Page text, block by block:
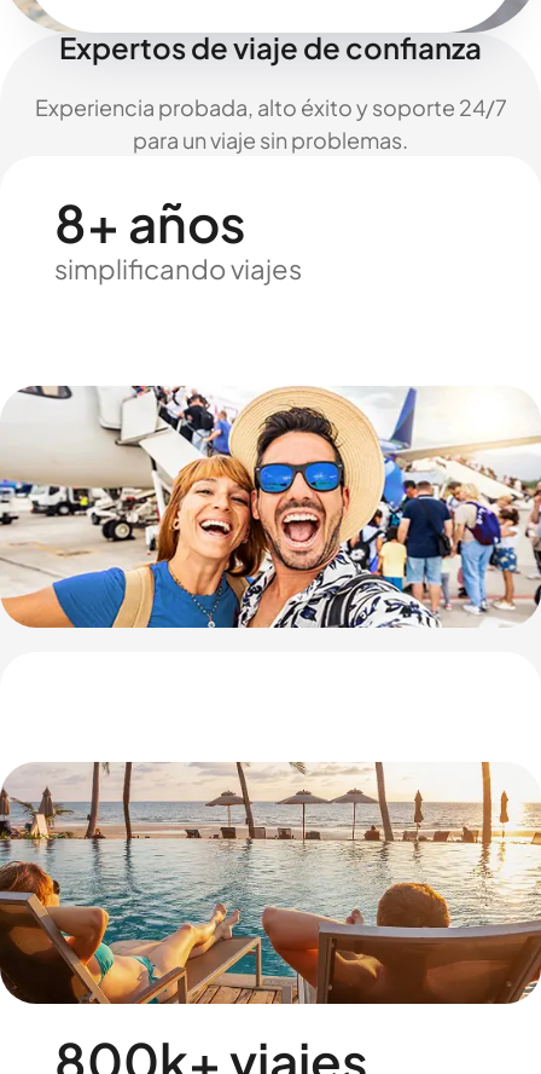
Expertos de viaje de confianza
Experiencia probada, alto éxito y soporte 24/7
para un viaje sin problemas.
8+ años
simplificando viajes
800k+ viajes